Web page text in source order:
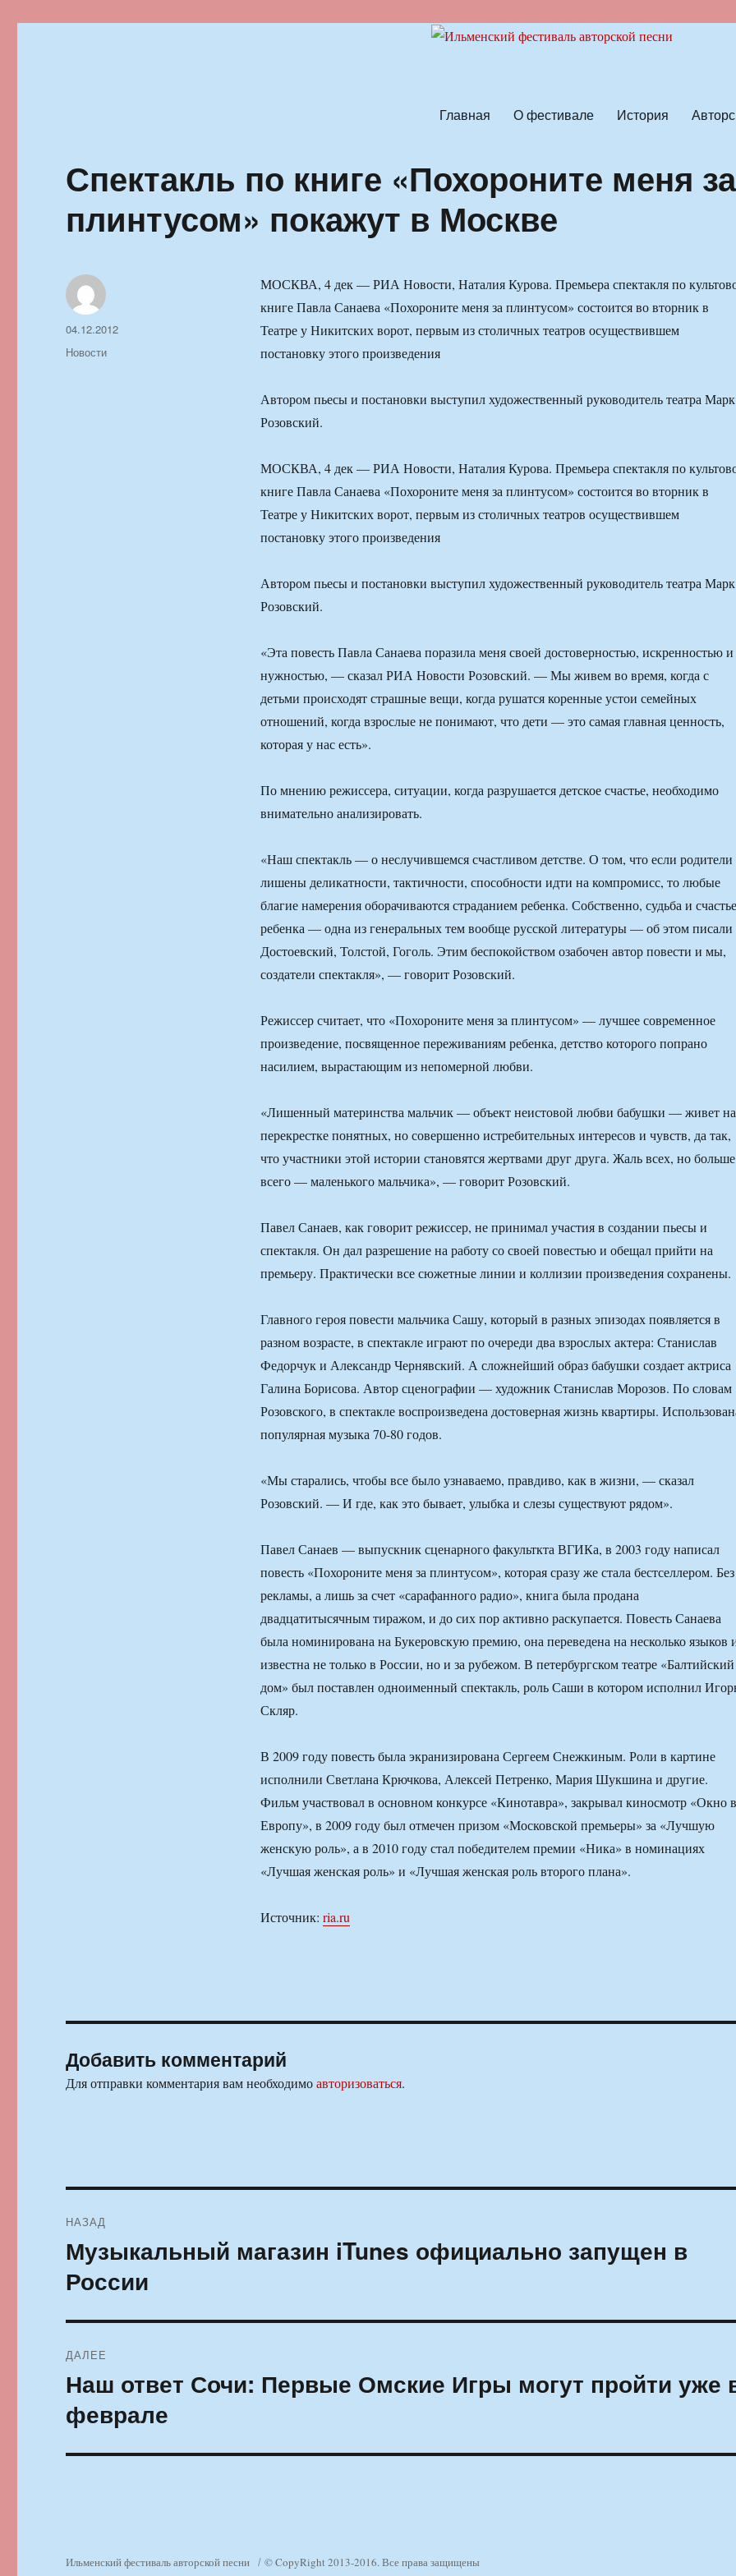
Главная О фестивале История
Спектакль по книге «Похороните меня за
плинтусом» покажут в Москве
МОСКВА, 4 дек — РИА Новости, Наталия Курова. Премьера спектакля по
книге Павла Санаева «Похороните меня за плинтусом» состоится во вторник в
Театре у Никитских ворот, первым из столичных театров осуществившем
постановку этого произведения
Автором пьесы и постановки выступил художественный руководитель театра Марк
Розовский.
МОСКВА, 4 дек — РИА Новости, Наталия Курова. Премьера спектакля по
книге Павла Санаева «Похороните меня за плинтусом» состоится во вторник в
Театре у Никитских ворот, первым из столичных театров осуществившем
постановку этого произведения
Автором пьесы и постановки выступил художественный руководитель театра Марк
Розовский.
«Эта повесть Павла Санаева поразила меня своей достоверностью, искренностью и
нужностью, — сказал РИА Новости Розовский. — Мы живем во время, когда с
детьми происходят страшные вещи, когда рушатся коренные устои семейных
отношений, когда взрослые не понимают, что дети — это самая главная ценность,
которая у нас есть».
По мнению режиссера, ситуации, когда разрушается детское счастье, необходимо
внимательно анализировать.
«Наш спектакль — о неслучившемся счастливом детстве. О том, что если родители
лишены деликатности, тактичности, способности идти на компромисс, то любые
благие намерения оборачиваются страданием ребенка. Собственно, судьба и счастье
ребенка — одна из генеральных тем вообще русской литературы — об этом писали
Достоевский, Толстой, Гоголь. Этим беспокойством озабочен автор повести и мы,
создатели спектакля», — говорит Розовский.
Режиссер считает, что «Похороните меня за плинтусом» — лучшее современное
произведение, посвященное переживаниям ребенка, детство которого попрано
насилием, вырастающим из непомерной любви.
«Лишенный материнства мальчик — объект неистовой любви бабушки — живет на
перекрестке понятных, но совершенно истребительных интересов и чувств, да так,
что участники этой истории становятся жертвами друг друга. Жаль всех, но больше
всего — маленького мальчика», — говорит Розовский.
Павел Санаев, как говорит режиссер, не принимал участия в создании пьесы и
спектакля. Он дал разрешение на работу со своей повестью и обещал прийти на
премьеру. Практически все сюжетные линии и коллизии произведения сохранены.
Главного героя повести мальчика Сашу, который в разных эпизодах появляется в
разном возрасте, в спектакле играют по очереди два взрослых актера: Станислав
Федорчук и Александр Чернявский. А сложнейший образ бабушки создает актриса
Галина Борисова. Автор сценографии — художник Станислав Морозов. По словам
Розовского, в спектакле воспроизведена достоверная жизнь квартиры.
популярная музыка 70-80 годов.
«Мы старались, чтобы все было узнаваемо, правдиво, как в жизни, — сказал
Розовский. — И где, как это бывает, улыбка и слезы существуют рядом».
Павел Санаев — выпускник сценарного факульткта ВГИКа, в 2003 году написал
повесть «Похороните меня за плинтусом», которая сразу же стала бестселлером. Без
рекламы, а лишь за счет «сарафанного радио», книга была продана
двадцатитысячным тиражом, и до сих пор активно раскупается. Повесть Санаева
была номинирована на Букеровскую премию, она переведена на несколько языков
известна не только в России, но и за рубежом. В петербургском театре «Балтийский
дом» был поставлен одноименный спектакль, роль Саши в котором исполнил
Скляр.
В 2009 году повесть была экранизирована Сергеем Снежкиным. Роли в картине
исполнили Светлана Крючкова, Алексей Петренко, Мария Шукшина и другие.
Фильм участвовал в основном конкурсе «Кинотавра», закрывал киносмотр «Окно в
Европу», в 2009 году был отмечен призом «Московской премьеры» за «Лучшую
женскую роль», а в 2010 году стал победителем премии «Ника» в номинациях
«Лучшая женская роль» и «Лучшая женская роль второго плана».
Источник: ria.ru
Автор
Опубликовано
04.12.2012
Рубрики
Новости
Добавить комментарий
Для отправки комментария вам необходимоавторизоваться.
по
записям
НАЗАД
Предыдущая
запись:
Музыкальный магазин iTunes официально запущен в
России
ДАЛЕЕ
Следующая
запись:
Наш ответ Сочи: Первые Омские Игры могут пройти уже
феврале
Ильменский фестиваль авторской песни © CopyRight 2013-2016. Все права защищены